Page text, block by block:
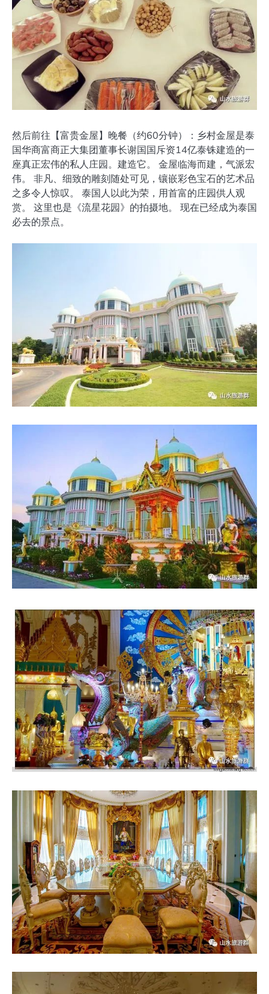
然后前往【富贵金屋】晚餐（约60分钟）：乡村金屋是泰
国华商富商正大集团董事长谢国国斥资14亿泰铢建造的一
座真正宏伟的私人庄园。建造它。 金屋临海而建，气派宏
伟。 非凡、细致的雕刻随处可见，镶嵌彩色宝石的艺术品
之多令人惊叹。 泰国人以此为荣，用首富的庄园供人观
赏。 这里也是《流星花园》的拍摄地。 现在已经成为泰国
必去的景点。